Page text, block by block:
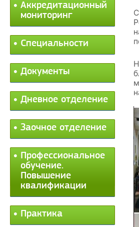
Аккредитационный
мониторинг
Специальности
Документы
Дневное отделение
Заочное отделение
Профессиональное
обучение.
Повышение
квалификации
Практика